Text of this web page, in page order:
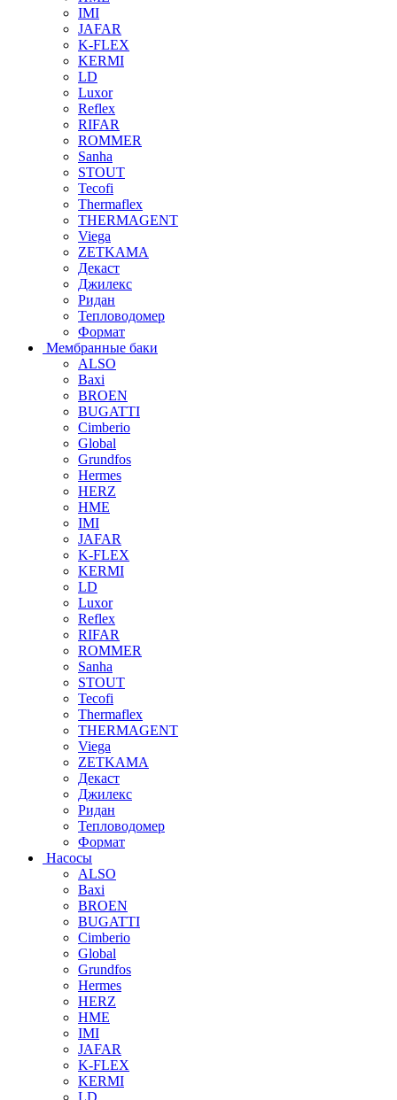
IMI
JAFAR
K-FLEX
KERMI
LD
Luxor
Reflex
RIFAR
ROMMER
Sanha
STOUT
Tecofi
Thermaflex
THERMAGENT
Viega
ZETKAMA
Декаст
Джилекс
Ридан
Тепловодомер
Формат
Мембранные баки
ALSO
Baxi
BROEN
BUGATTI
Cimberio
Global
Grundfos
Hermes
HERZ
HME
IMI
JAFAR
K-FLEX
KERMI
LD
Luxor
Reflex
RIFAR
ROMMER
Sanha
STOUT
Tecofi
Thermaflex
THERMAGENT
Viega
ZETKAMA
Декаст
Джилекс
Ридан
Тепловодомер
Формат
Насосы
ALSO
Baxi
BROEN
BUGATTI
Cimberio
Global
Grundfos
Hermes
HERZ
HME
IMI
JAFAR
K-FLEX
KERMI
LD